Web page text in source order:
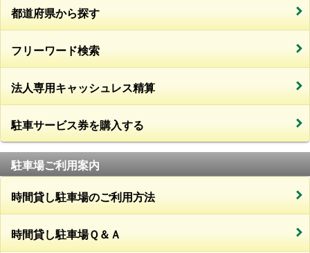
都道府県から探す
フリーワード検索
法人専用キャッシュレス精算
駐車サービス券を購入する
駐車場ご利用案内
時間貸し駐車場のご利用方法
時間貸し駐車場Ｑ＆Ａ